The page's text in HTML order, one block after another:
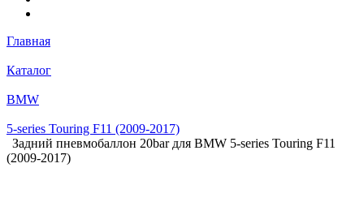
Главная
Каталог
BMW
5-series Touring F11 (2009-2017)
Задний пневмобаллон 20bar для BMW 5-series Touring F11
(2009-2017)